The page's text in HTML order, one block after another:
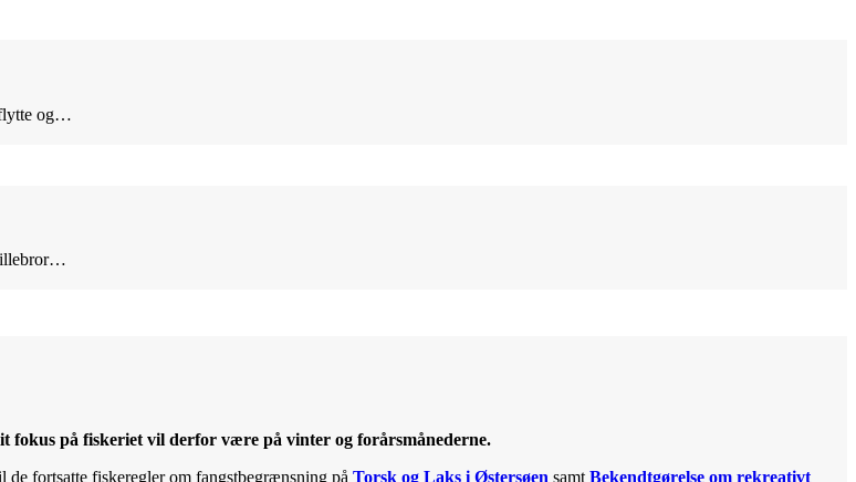
flytte og…
lillebror…
fokus på fiskeriet vil derfor være på vinter og forårsmånederne.
fortsatte fiskeregler om fangstbegrænsning på Torsk og Laks i Østersøen samt Bekendtgørelse om rekreativt